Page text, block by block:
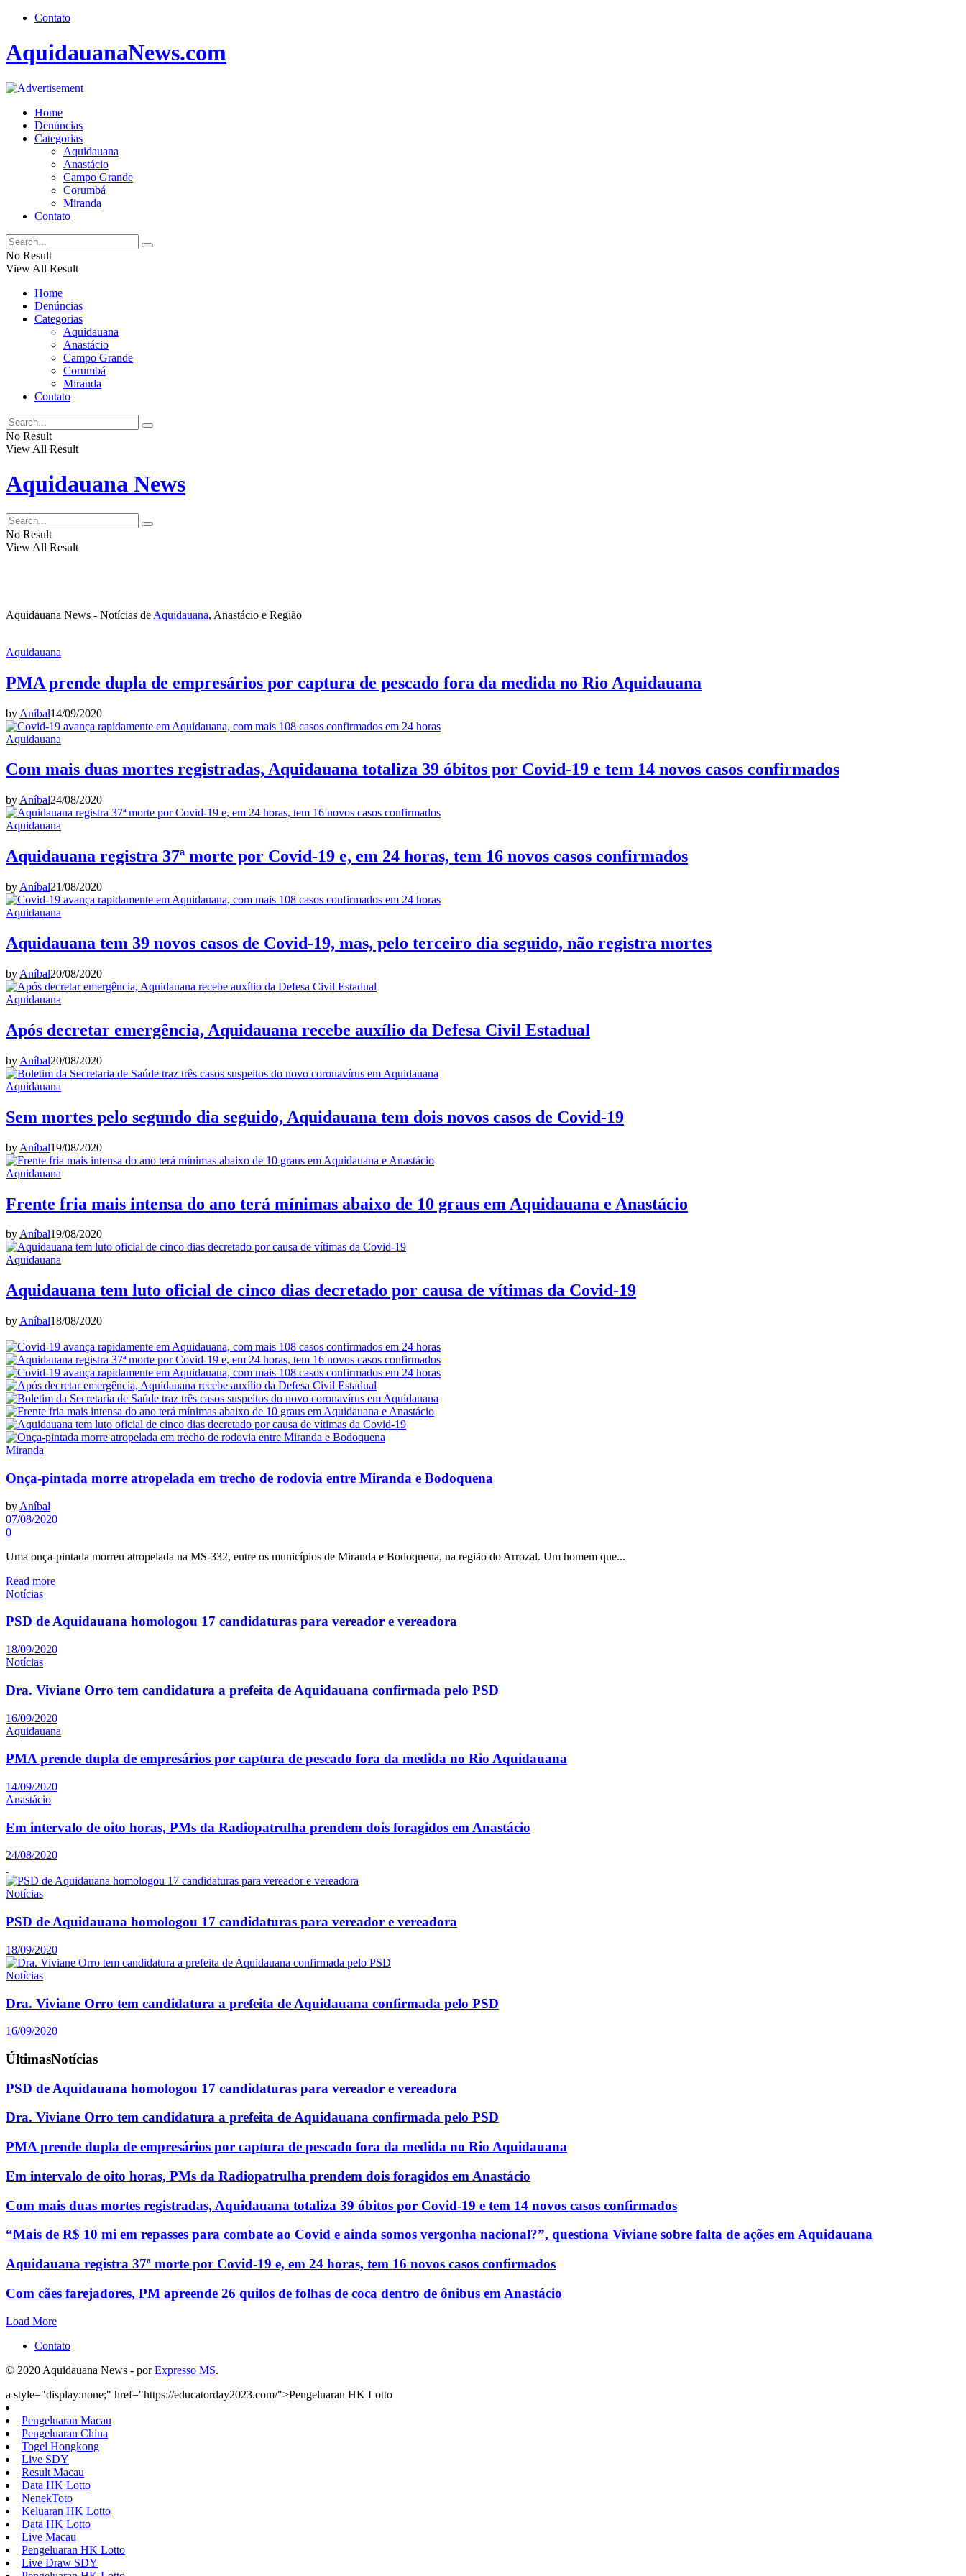
Contato
AquidauanaNews.com
Home
Denúncias
Categorias
Aquidauana
Anastácio
Campo Grande
Corumbá
Miranda
Contato
No Result
View All Result
Home
Denúncias
Categorias
Aquidauana
Anastácio
Campo Grande
Corumbá
Miranda
Contato
No Result
View All Result
Aquidauana News
No Result
View All Result
Aquidauana News - Notícias de Aquidauana, Anastácio e Região
Aquidauana
PMA prende dupla de empresários por captura de pescado fora da medida no Rio Aquidauana
by Aníbal14/09/2020
Aquidauana
Com mais duas mortes registradas, Aquidauana totaliza 39 óbitos por Covid-19 e tem 14 novos casos confirmados
by Aníbal24/08/2020
Aquidauana
Aquidauana registra 37ª morte por Covid-19 e, em 24 horas, tem 16 novos casos confirmados
by Aníbal21/08/2020
Aquidauana
Aquidauana tem 39 novos casos de Covid-19, mas, pelo terceiro dia seguido, não registra mortes
by Aníbal20/08/2020
Aquidauana
Após decretar emergência, Aquidauana recebe auxílio da Defesa Civil Estadual
by Aníbal20/08/2020
Aquidauana
Sem mortes pelo segundo dia seguido, Aquidauana tem dois novos casos de Covid-19
by Aníbal19/08/2020
Aquidauana
Frente fria mais intensa do ano terá mínimas abaixo de 10 graus em Aquidauana e Anastácio
byAníbal19/08/2020
Aquidauana
Aquidauana tem luto oficial de cinco dias decretado por causa de vítimas da Covid-19
by Aníbal18/08/2020
Miranda
Onça-pintada morre atropelada em trecho de rodovia entre Miranda e Bodoquena
by Aníbal
07/08/2020
0
Uma onça-pintada morreu atropelada na MS-332, entre os municípios de Miranda e Bodoquena, na região do Arrozal. Um homem que...
Read more
Notícias
PSD de Aquidauana homologou 17 candidaturas para vereador e vereadora
18/09/2020
Notícias
Dra. Viviane Orro tem candidatura a prefeita de Aquidauana confirmada pelo PSD
16/09/2020
Aquidauana
PMA prende dupla de empresários por captura de pescado fora da medida no Rio Aquidauana
14/09/2020
Anastácio
Em intervalo de oito horas, PMs da Radiopatrulha prendem dois foragidos em Anastácio
24/08/2020
Notícias
PSD de Aquidauana homologou 17 candidaturas para vereador e vereadora
18/09/2020
Notícias
Dra. Viviane Orro tem candidatura a prefeita de Aquidauana confirmada pelo PSD
16/09/2020
ÚltimasNotícias
PSD de Aquidauana homologou 17 candidaturas para vereador e vereadora
Dra. Viviane Orro tem candidatura a prefeita de Aquidauana confirmada pelo PSD
PMA prende dupla de empresários por captura de pescado fora da medida no Rio Aquidauana
Em intervalo de oito horas, PMs da Radiopatrulha prendem dois foragidos em Anastácio
Com mais duas mortes registradas, Aquidauana totaliza 39 óbitos por Covid-19 e tem 14 novos casos confirmados
“Mais de R$ 10 mi em repasses para combate ao Covid e ainda somos vergonha nacional?”, questiona Viviane sobre falta de ações em Aquidauana
Aquidauana registra 37ª morte por Covid-19 e, em 24 horas, tem 16 novos casos confirmados
Com cães farejadores, PM apreende 26 quilos de folhas de coca dentro de ônibus em Anastácio
Load More
Contato
© 2020 Aquidauana News - porExpresso MS.
a style="display:none;" href="https://educatorday2023.com/">Pengeluaran HK Lotto
Pengeluaran Macau
Pengeluaran China
Togel Hongkong
Live SDY
Result Macau
Data HK Lotto
NenekToto
Keluaran HK Lotto
Data HK Lotto
Live Macau
Pengeluaran HK Lotto
Live Draw SDY